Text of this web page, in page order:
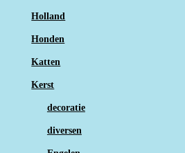
Holland
Honden
Katten
Kerst
decoratie
diversen